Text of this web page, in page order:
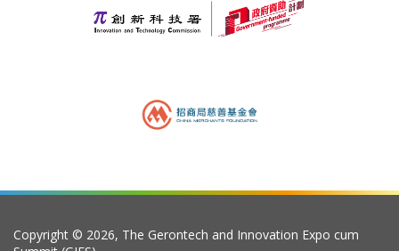
Copyright © 2026, The Gerontech and Innovation Expo cum